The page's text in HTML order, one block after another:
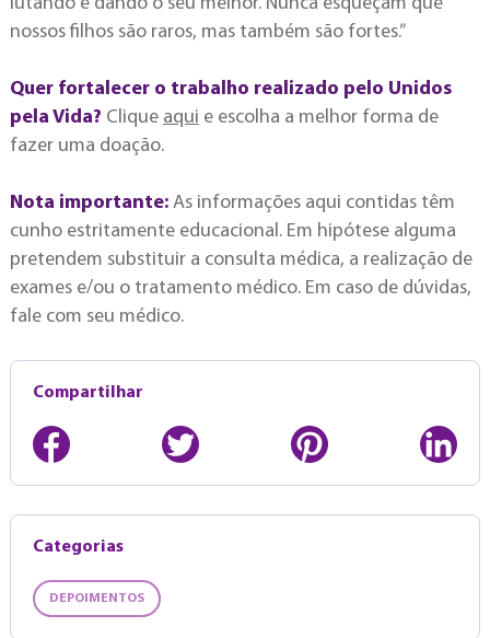
nossos filhos são raros, mas também são fortes.”
Quer fortalecer o trabalho realizado pelo Unidos
pela Vida? Clique aqui e escolha a melhor forma de
fazer uma doação.
Nota importante:As informações aqui contidas têm
cunho estritamente educacional. Em hipótese alguma
pretendem substituir a consulta médica, a realização de
exames e/ou o tratamento médico. Em caso de dúvidas,
fale com seu médico.
Compartilhar
Categorias
DEPOIMENTOS